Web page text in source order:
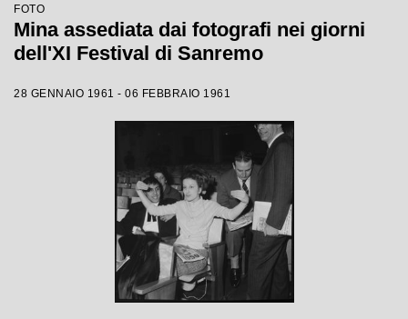
FOTO
Mina assediata dai fotografi nei giorni
dell'XI Festival di Sanremo
28 GENNAIO 1961 - 06 FEBBRAIO 1961